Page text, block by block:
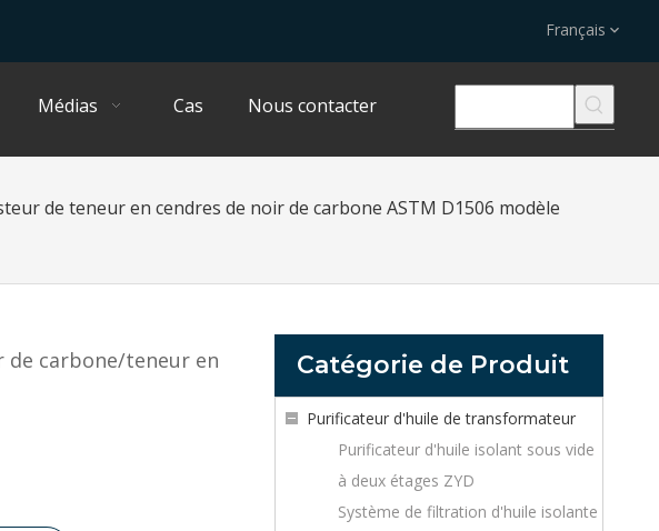
Français
Médias Cas Nous contacter
de teneur en cendres de noir de carbone ASTM D1506 modèle
de carbone/teneur en
Catégorie de Produit
Purificateur d'huile de transformateur
Purificateur d'huile isolant sous vide
à deux étages ZYD
Système de filtration d'huile isolante